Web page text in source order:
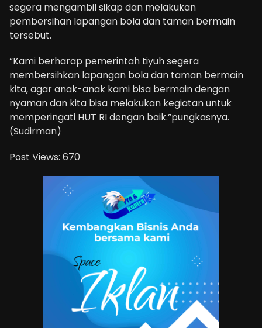
segera mengambil sikap dan melakukan
pembersihan lapangan bola dan taman bermain
tersebut.
“Kami berharap pemerintah tiyuh segera
membersihkan lapangan bola dan taman bermain
kita, agar anak-anak kami bisa bermain dengan
nyaman dan kita bisa melakukan kegiatan untuk
memperingati HUT RI dengan baik.”pungkasnya.
(Sudirman)
Post Views: 670